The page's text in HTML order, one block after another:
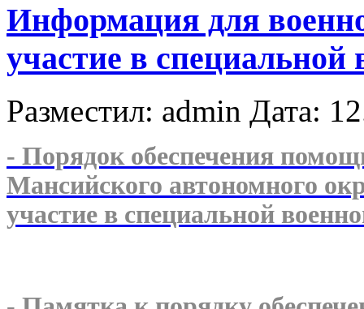
Информация для
участие в специальной
Разместил: admin Дата:
- Порядок обеспечения
Мансийского автономного
участие в специальной